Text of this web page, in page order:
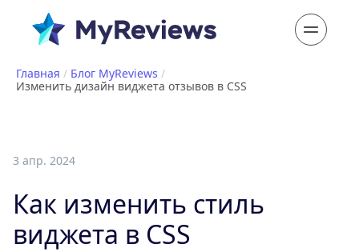
Главная / Блог MyReviews /
Изменить дизайн виджета отзывов в CSS
3 апр. 2024
Как изменить стиль
виджета в CSS